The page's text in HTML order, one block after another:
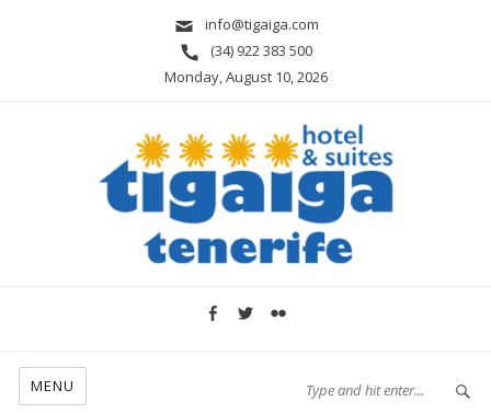
info@tigaiga.com
(34) 922 383 500
Monday, August 10, 2026
MENU